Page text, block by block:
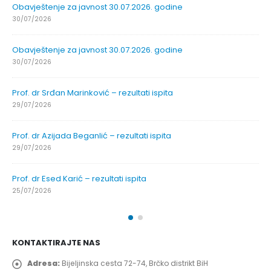
Obavještenje za javnost 30.07.2026. godine
30/07/2026
Obavještenje za javnost 30.07.2026. godine
30/07/2026
Prof. dr Srđan Marinković – rezultati ispita
29/07/2026
Prof. dr Azijada Beganlić – rezultati ispita
29/07/2026
Prof. dr Esed Karić – rezultati ispita
25/07/2026
KONTAKTIRAJTE NAS
Adresa: Bijeljinska cesta 72-74, Brčko distrikt BiH